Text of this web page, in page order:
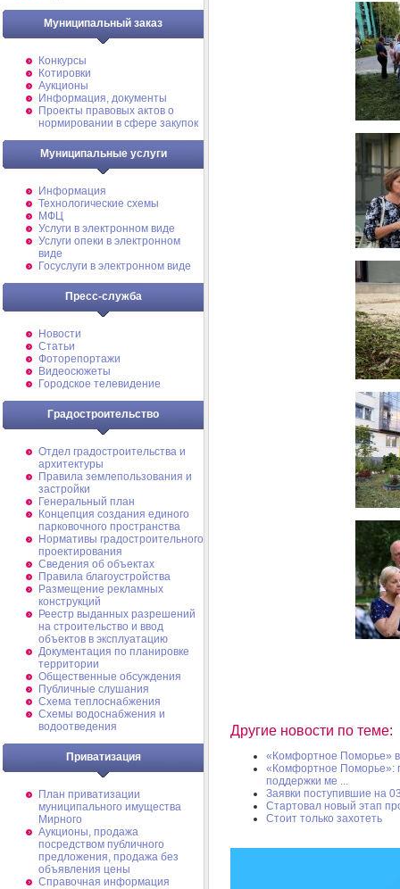
Муниципальный заказ
Конкурсы
Котировки
Аукционы
Информация, документы
Проекты правовых актов о
нормировании в сфере закупок
Муниципальные услуги
Информация
Технологические схемы
МФЦ
Услуги в электронном виде
Услуги опеки в электронном
виде
Госуслуги в электронном виде
Пресс-служба
Новости
Статьи
Фоторепортажи
Видеосюжеты
Городское телевидение
Градостроительство
Отдел градостроительства и
архитектуры
Правила землепользования и
застройки
Генеральный план
Концепция создания единого
парковочного пространства
Нормативы градостроительного
проектирования
Сведения об объектах
Правила благоустройства
Размещение рекламных
конструкций
Реестр выданных разрешений
на строительство и ввод
объектов в эксплуатацию
Документация по планировке
территории
Общественные обсуждения
Публичные слушания
Схема теплоснабжения
Схемы водоснабжения и
водоотведения
Приватизация
План приватизации
муниципального имущества
Мирного
Аукционы, продажа
посредством публичного
предложения, продажа без
объявления цены
Справочная информация
Другие новости по теме:
«Комфортное Поморье»
«Комфортное Поморье»:
поддержки ме ...
Заявки поступившие на
Стартовал новый этап
Стоит только захотеть